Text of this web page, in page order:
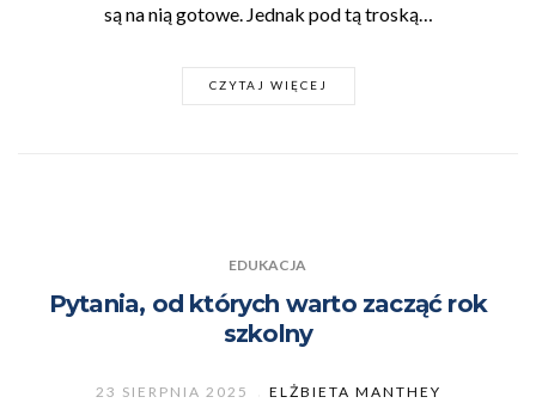
są na nią gotowe. Jednak pod tą troską…
CZYTAJ WIĘCEJ
EDUKACJA
Pytania, od których warto zacząć rok
szkolny
23 SIERPNIA 2025 ELŻBIETA MANTHEY